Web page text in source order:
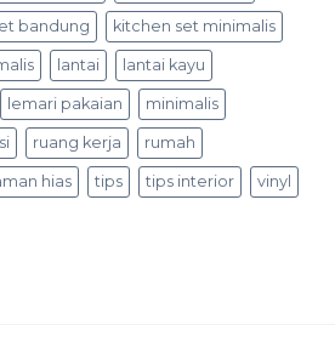
bandung kitchen set minimalis
lantai lantai kayu
lemari pakaian minimalis
ruang kerja rumah
hias tips tips interior vinyl